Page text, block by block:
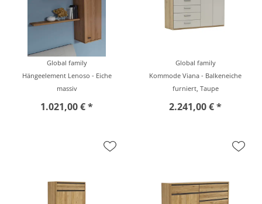
Global family
Hängeelement Lenoso - Eiche
massiv
1.021,00 € *
Global family
Kommode Viana - Balkeneiche
furniert, Taupe
2.241,00 € *